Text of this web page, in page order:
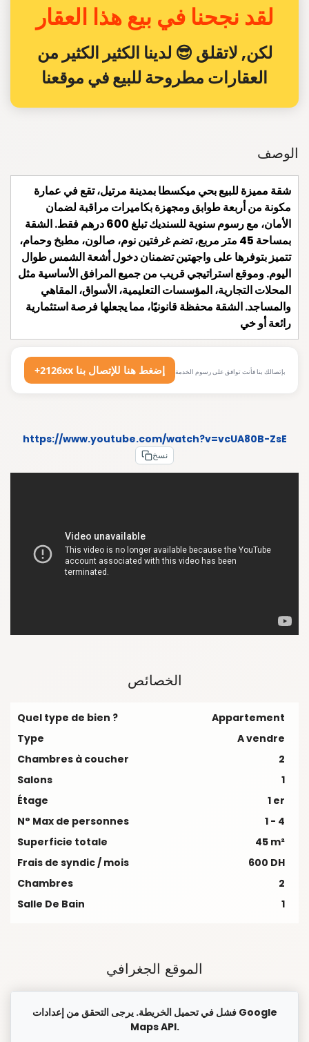
لقد نجحنا في بيع هذا العقار
لكن, لاتقلق 😎 لدينا الكثير الكثير من
العقارات مطروحة للبيع في موقعنا
الوصف
شقة مميزة للبيع بحي ميكسطا بمدينة مرتيل، تقع في عمارة
مكونة من أربعة طوابق ومجهزة بكاميرات مراقبة لضمان
الأمان، مع رسوم سنوية للسنديك تبلغ 600 درهم فقط. الشقة
بمساحة 45 متر مربع، تضم غرفتين نوم، صالون، مطبخ وحمام،
تتميز بتوفرها على واجهتين تضمنان دخول أشعة الشمس طوال
اليوم. وموقع استراتيجي قريب من جميع المرافق الأساسية مثل
المحلات التجارية، المؤسسات التعليمية، الأسواق، المقاهي
والمساجد. الشقة محفظة قانونيًا، مما يجعلها فرصة استثمارية
رائعة أو خي
+2126xx إضغط هنا للإتصال بنا بإتصالك بنا فأنت توافق على رسوم الخدمة
https://www.youtube.com/watch?v=vcUA80B-ZsE
نسخ
الخصائص
Quel type de bien ?
Appartement
Type
A vendre
Chambres à coucher
2
Salons
1
Étage
1 er
N° Max de personnes
1 - 4
Superficie totale
45 m²
Frais de syndic / mois
600 DH
Chambres
2
Salle De Bain
1
الموقع الجغرافي
فشل في تحميل الخريطة. يرجى التحقق من إعدادات Google
Maps API.